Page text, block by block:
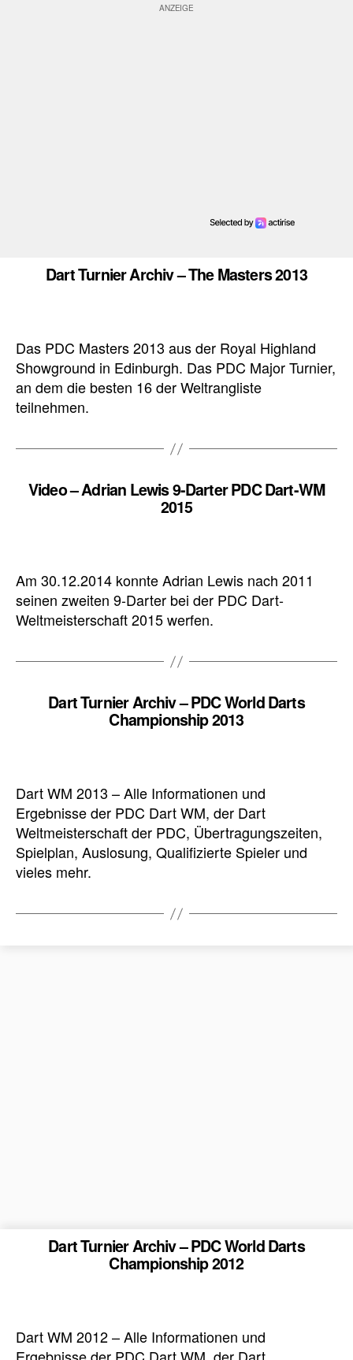
Dart Turnier Archiv – The Masters 2013
Das PDC Masters 2013 aus der Royal Highland
Showground in Edinburgh. Das PDC Major Turnier,
an dem die besten 16 der Weltrangliste
teilnehmen.
Video – Adrian Lewis 9-Darter PDC Dart-WM
2015
Am 30.12.2014 konnte Adrian Lewis nach 2011
seinen zweiten 9-Darter bei der PDC Dart-
Weltmeisterschaft 2015 werfen.
Dart Turnier Archiv – PDC World Darts
Championship 2013
Dart WM 2013 – Alle Informationen und
Ergebnisse der PDC Dart WM, der Dart
Weltmeisterschaft der PDC, Übertragungszeiten,
Spielplan, Auslosung, Qualifizierte Spieler und
vieles mehr.
Dart Turnier Archiv – PDC World Darts
Championship 2012
Dart WM 2012 – Alle Informationen und